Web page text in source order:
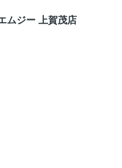
ムジー 上賀茂店